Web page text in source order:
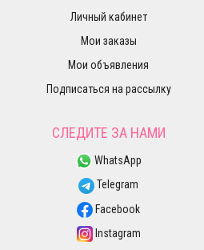
Личный кабинет
Мои заказы
Мои объявления
Подписаться на рассылку
СЛЕДИТЕ ЗА НАМИ
WhatsApp
Telegram
Facebook
Instagram